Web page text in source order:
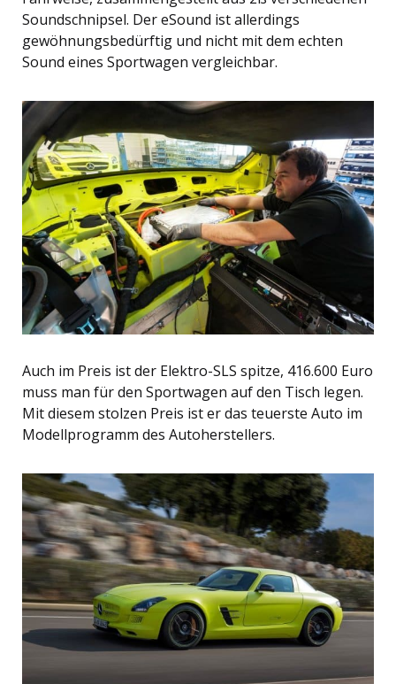
Soundschnipsel. Der eSound ist allerdings
gewöhnungsbedürftig und nicht mit dem echten
Sound eines Sportwagen vergleichbar.
Auch im Preis ist der Elektro-SLS spitze, 416.600 Euro
muss man für den Sportwagen auf den Tisch legen.
Mit diesem stolzen Preis ist er das teuerste Auto im
Modellprogramm des Autoherstellers.